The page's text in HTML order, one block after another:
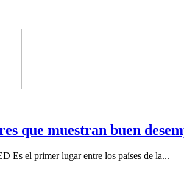
que muestran buen
Es el primer lugar entre los países de la...